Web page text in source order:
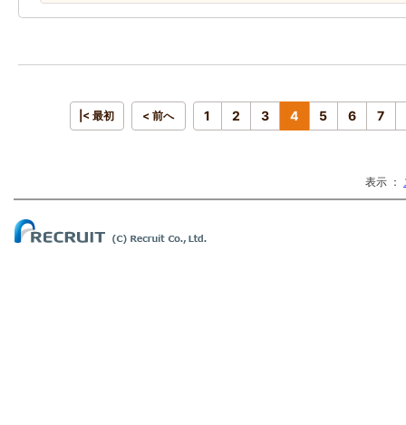
|< 最初 < 前へ 1 2 3 4 5 6 7
表示 ：